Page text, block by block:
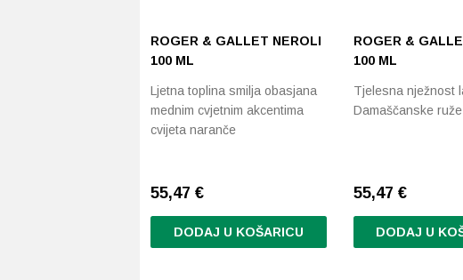
ROGER & GALLET NEROLI
100 ML
Ljetna toplina smilja obasjana
mednim cvjetnim akcentima
cvijeta naranče
55,47 €
DODAJ U KOŠARICU
ROGER &
100 ML
Tjelesna nježnost
Damaščanske ruže
55,47 €
DODAJ U